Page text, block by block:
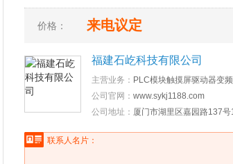
价格： 来电议定
福建石屹科技有限公司
主营业务： PLC模块触摸屏驱动器变
公司官网： www.sykj1188.com
公司地址： 厦门市湖里区嘉园路137
联系人名片：